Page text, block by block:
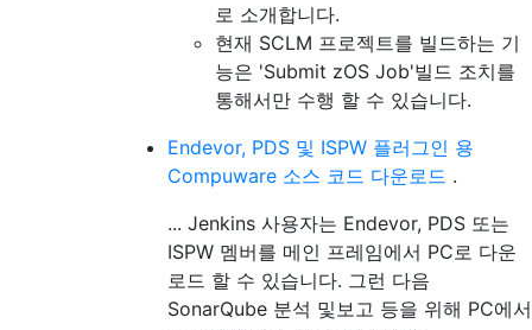
로 소개합니다.
현재 SCLM 프로젝트를 빌드하는 기
능은 'Submit zOS Job'빌드 조치를
통해서만 수행 할 수 있습니다.
Endevor, PDS 및 ISPW 플러그인 용
Compuware 소스 코드 다운로드 .
... Jenkins 사용자는 Endevor, PDS 또는
ISPW 멤버를 메인 프레임에서 PC로 다운
로드 할 수 있습니다. 그런 다음
SonarQube 분석 및보고 등을 위해 PC에서